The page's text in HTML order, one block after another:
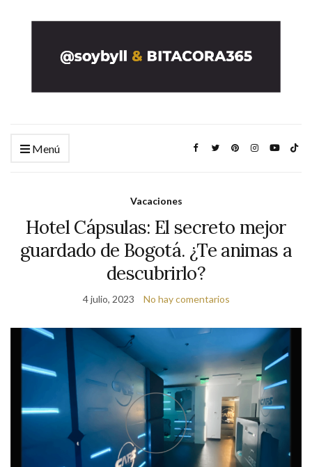
Menú
Vacaciones
Hotel Cápsulas: El secreto mejor
guardado de Bogotá. ¿Te animas a
descubrirlo?
4 julio, 2023 No hay comentarios